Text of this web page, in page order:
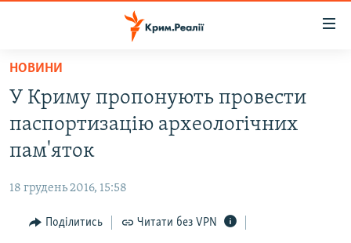
Перейти
основного
матеріалу
Перейти
до
основної
навігації
Перейти
ВОДА.КРИМ
ВІДЕО ТА ФОТО
БЛОГИ
ПОГЛЯД
НОВИНИ
У Криму пропонують провести
паспортизацію археологічних
пам'яток
18 грудень 2016, 15:58
Поділитись Читати без VPN